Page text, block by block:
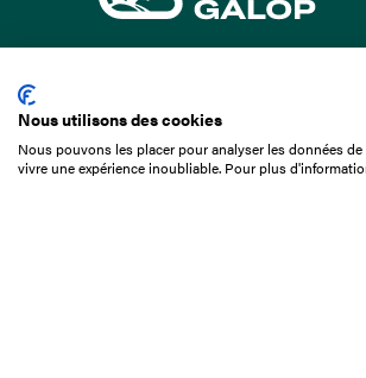
01 49 10 20 29
Nous utilisons des cookies
Nous pouvons les placer pour analyser les données
vivre une expérience inoubliable. Pour plus